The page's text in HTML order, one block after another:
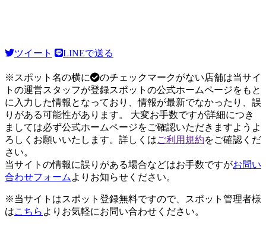
ツイート LINEで送る
※スポット名の横に
のチェックマークがない店舗は当サイ
トの運営スタッフが登録スポットの公式ホームページをもと
に入力した情報となっており、情報が最新でなかったり、誤
りがある可能性があります。 大変お手数ですが詳細につき
ましては必ず公式ホームページをご確認いただきますようよ
ろしくお願いいたします。詳しくはご利用規約をご確認くだ
さい。
当サイトの情報に誤りがある場合などはお手数ですがお問い
合わせフォーム よりお知らせください。
※当サイトはスポット登録無料ですので、スポット管理者様
はこちら よりお気軽にお問い合わせください。